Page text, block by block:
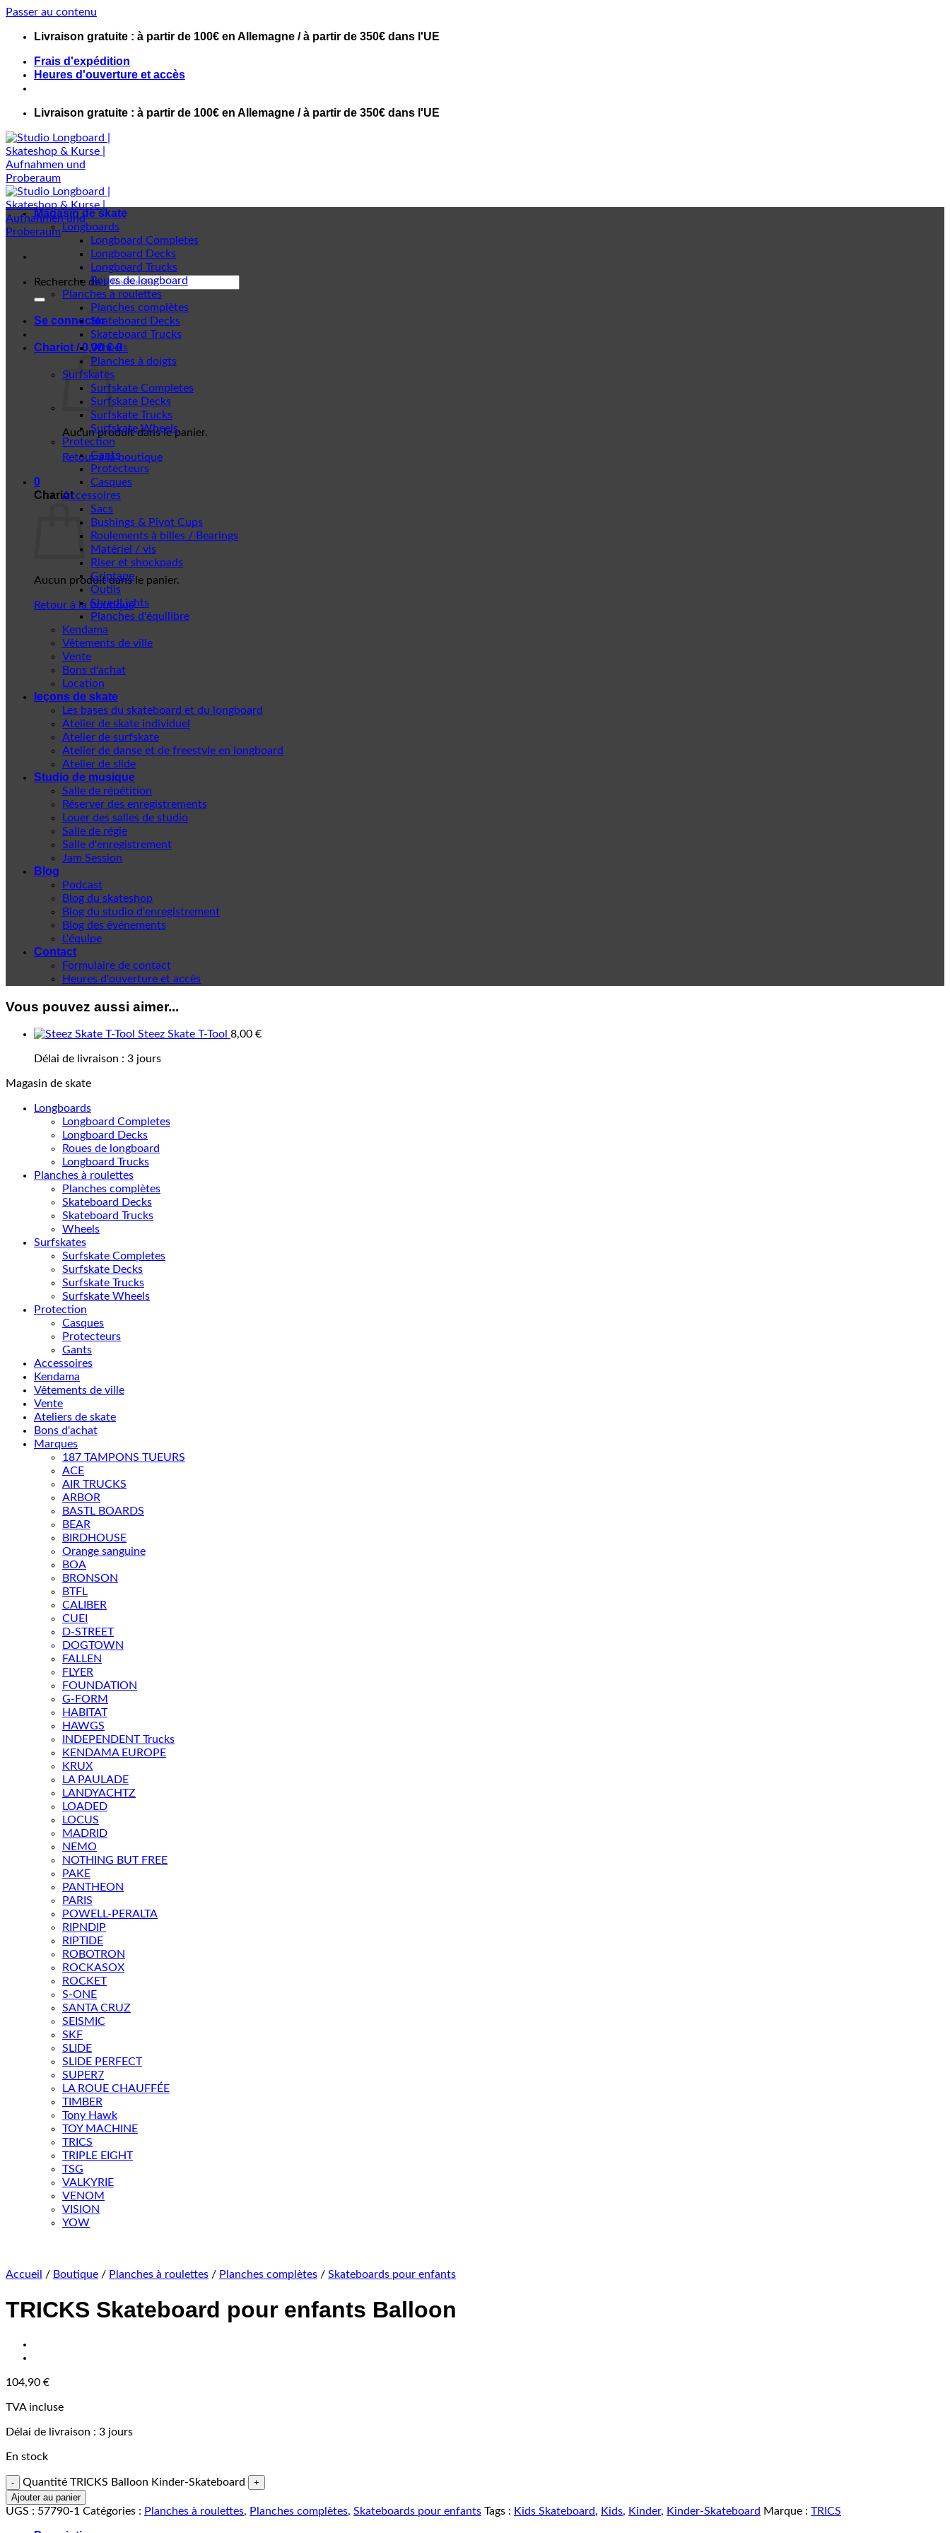
Passer au contenu
Livraison gratuite : à partir de 100€ en Allemagne / à partir de 350€ dans l'UE
Frais d'expédition
Heures d'ouverture et accès
Livraison gratuite : à partir de 100€ en Allemagne / à partir de 350€ dans l'UE
Recherche de :
Se connecter
Chariot /0,00€ 0
Aucun produit dans le panier.
Retour à la boutique
0
Chariot
Aucun produit dans le panier.
Retour à la boutique
Magasin de skate
Longboards
Longboard Completes
Longboard Decks
Longboard Trucks
Roues de longboard
Planches à roulettes
Planches complètes
Skateboard Decks
Skateboard Trucks
Wheels
Planches à doigts
Surfskates
Surfskate Completes
Surfskate Decks
Surfskate Trucks
Surfskate Wheels
Protection
Gants
Protecteurs
Casques
Accessoires
Sacs
Bushings & Pivot Cups
Roulements à billes / Bearings
Matériel / vis
Riser et shockpads
Griptape
Outils
ShredLights
Planches d'équilibre
Kendama
Vêtements de ville
Vente
Bons d'achat
Location
leçons de skate
Les bases du skateboard et du longboard
Atelier de skate individuel
Atelier de surfskate
Atelier de danse et de freestyle en longboard
Atelier de slide
Studio de musique
Salle de répétition
Réserver des enregistrements
Louer des salles de studio
Salle de régie
Salle d'enregistrement
Jam Session
Blog
Podcast
Blog du skateshop
Blog du studio d'enregistrement
Blog des événements
L'équipe
Contact
Formulaire de contact
Heures d'ouverture et accès
Vous pouvez aussi aimer...
Steez Skate T-Tool 8,00 €
Délai de livraison : 3 jours
Magasin de skate
Longboards
Longboard Completes
Longboard Decks
Roues de longboard
Longboard Trucks
Planches à roulettes
Planches complètes
Skateboard Decks
Skateboard Trucks
Wheels
Surfskates
Surfskate Completes
Surfskate Decks
Surfskate Trucks
Surfskate Wheels
Protection
Casques
Protecteurs
Gants
Accessoires
Kendama
Vêtements de ville
Vente
Ateliers de skate
Bons d'achat
Marques
187 TAMPONS TUEURS
ACE
AIR TRUCKS
ARBOR
BASTL BOARDS
BEAR
BIRDHOUSE
Orange sanguine
BOA
BRONSON
BTFL
CALIBER
CUEI
D-STREET
DOGTOWN
FALLEN
FLYER
FOUNDATION
G-FORM
HABITAT
HAWGS
INDEPENDENT Trucks
KENDAMA EUROPE
KRUX
LA PAULADE
LANDYACHTZ
LOADED
LOCUS
MADRID
NEMO
NOTHING BUT FREE
PAKE
PANTHEON
PARIS
POWELL-PERALTA
RIPNDIP
RIPTIDE
ROBOTRON
ROCKASOX
ROCKET
S-ONE
SANTA CRUZ
SEISMIC
SKF
SLIDE
SLIDE PERFECT
SUPER7
LA ROUE CHAUFFÉE
TIMBER
Tony Hawk
TOY MACHINE
TRICS
TRIPLE EIGHT
TSG
VALKYRIE
VENOM
VISION
YOW
Accueil / Boutique / Planches à roulettes / Planches complètes / Skateboards pour enfants
TRICKS Skateboard pour enfants Balloon
104,90 €
TVA incluse
Délai de livraison : 3 jours
En stock
Quantité TRICKS Balloon Kinder-Skateboard
Ajouter au panier
UGS : 57790-1 Catégories : Planches à roulettes, Planches complètes, Skateboards pour enfants Tags : Kids Skateboard, Kids, Kinder, Kinder-Skateboard Marque : TRICS